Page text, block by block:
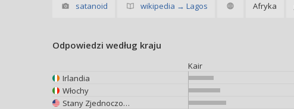
satanoid wikipedia → Lagos Afryka
Odpowiedzi według kraju
Kair
Irlandia
Włochy
Stany Zjednoczone